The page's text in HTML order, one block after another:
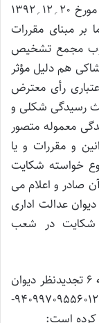
پرونده فنی مربوطه نظر به اینکه رأی قطعی مورخ 20؍12؍1392
بر مبنای مقررات
مصوب مجمع تشخیص
هم دلیل مؤثر
رأی معترض
حیث رسیدگی شکلی و
معموله متصور
و مقررات و یا
خواسته شکایت
صادر و اعلام می
استناد ماده 10 و 65 قانون دیوان عدالت اداری
قابل شکایت در شعب
در اثر تجدیدنظر خواهی از رأی مذکور، شعبه 6 تجدیدنظر دیوان
عدالت اداری به موجب دادنامه شماره 9409970955601295-